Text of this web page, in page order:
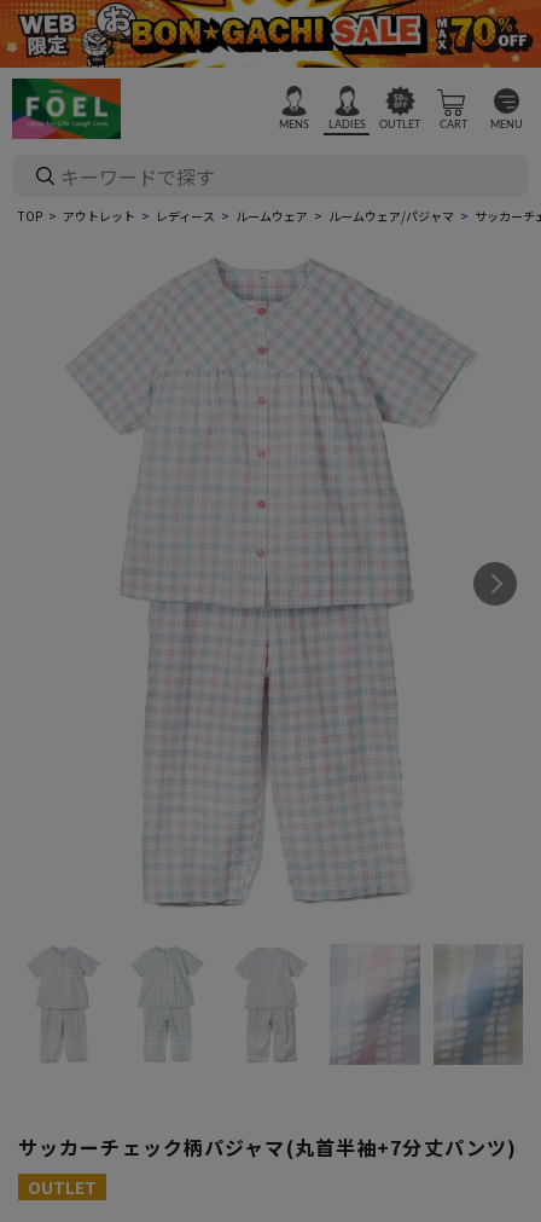
MENS LADIES OUTLET CART MENU
TOP アウトレット レディース ルームウェア ルームウェア/パジャマ サッカーチ
サッカーチェック柄パジャマ(丸首半袖+7分丈パンツ)
大きいサイズ レディース サッカーチェック柄パジャマ(丸首半袖+7
OUTLET